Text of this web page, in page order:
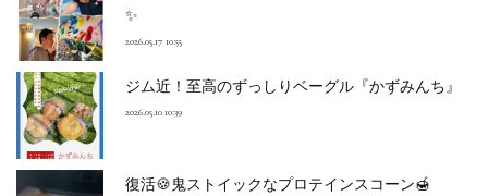
✨
2026.05.17 10:55
ジム近！至高のずっしりベーグル『かずみんち』
2026.05.10 10:39
復活🍪鬼ストイックなプロテインスコーン🍯